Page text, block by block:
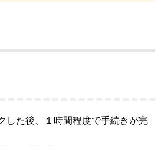
した後、１時間程度で手続きが完